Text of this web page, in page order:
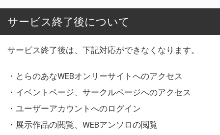
サービス終了後について
サービス終了後は、下記対応ができなくなります。
・とらのあなWEBオンリーサイトへのアクセス
・イベントページ、サークルページへのアクセス
・ユーザーアカウントへのログイン
・展示作品の閲覧、WEBアンソロの閲覧